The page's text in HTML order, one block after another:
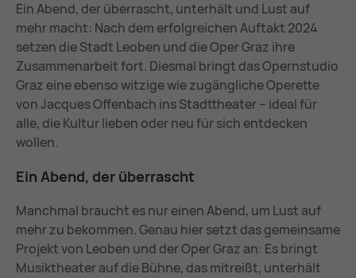
Ein Abend, der überrascht, unterhält und Lust auf
mehr macht: Nach dem erfolgreichen Auftakt 2024
setzen die Stadt Leoben und die Oper Graz ihre
Zusammenarbeit fort. Diesmal bringt das Opernstudio
Graz eine ebenso witzige wie zugängliche Operette
von Jacques Offenbach ins Stadttheater – ideal für
alle, die Kultur lieben oder neu für sich entdecken
wollen.
Ein Abend, der über­rascht
Manchmal braucht es nur einen Abend, um Lust auf
mehr zu bekommen. Genau hier setzt das gemeinsame
Projekt von Leoben und der Oper Graz an: Es bringt
Musiktheater auf die Bühne, das mitreißt, unterhält